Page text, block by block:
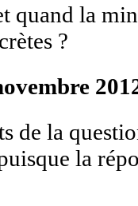
quand la
?
de la
la